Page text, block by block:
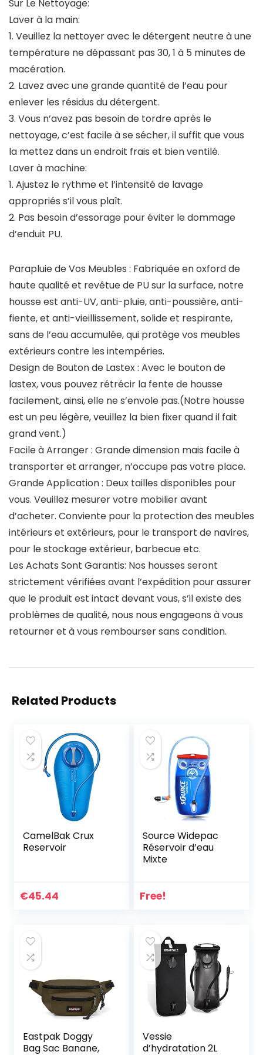
Sur Le Nettoyage:
Laver à la main:
1. Veuillez la nettoyer avec le détergent neutre à une
température ne dépassant pas 30, 1 à 5 minutes de
macération.
2. Lavez avec une grande quantité de l’eau pour
enlever les résidus du détergent.
3. Vous n’avez pas besoin de tordre après le
nettoyage, c’est facile à se sécher, il suffit que vous
la mettez dans un endroit frais et bien ventilé.
Laver à machine:
1. Ajustez le rythme et l’intensité de lavage
appropriés s’il vous plaît.
2. Pas besoin d’essorage pour éviter le dommage
d’enduit PU.
Parapluie de Vos Meubles : Fabriquée en oxford de
haute qualité et revêtue de PU sur la surface, notre
housse est anti-UV, anti-pluie, anti-poussière, anti-
fiente, et anti-vieillissement, solide et respirante,
sans de l’eau accumulée, qui protège vos meubles
extérieurs contre les intempéries.
Design de Bouton de Lastex : Avec le bouton de
lastex, vous pouvez rétrécir la fente de housse
facilement, ainsi, elle ne s’envole pas.(Notre housse
est un peu légère, veuillez la bien fixer quand il fait
grand vent.)
Facile à Arranger : Grande dimension mais facile à
transporter et arranger, n’occupe pas votre place.
Grande Application : Deux tailles disponibles pour
vous. Veuillez mesurer votre mobilier avant
d’acheter. Conviente pour la protection des meubles
intérieurs et extérieurs, pour le transport de navires,
pour le stockage extérieur, barbecue etc.
Les Achats Sont Garantis: Nos housses seront
strictement vérifiées avant l’expédition pour assurer
que le produit est intact devant vous, s’il existe des
problèmes de qualité, nous nous engageons à vous
retourner et à vous rembourser sans condition.
Related Products
CamelBak Crux
Reservoir
€45.44
Source Widepac
Réservoir d’eau
Mixte
Free!
Eastpak Doggy
Bag Sac Banane,
Vessie
d’hydratation 2L